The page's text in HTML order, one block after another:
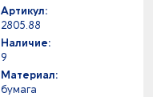
Артикул:
2805.88
Наличие:
9
Материал:
бумага